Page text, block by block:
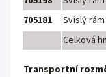
705181
Svislý
Celková
Transportní